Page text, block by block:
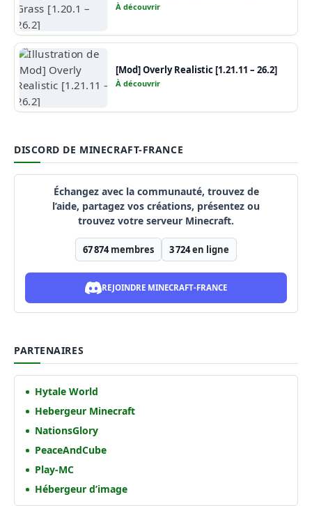
À découvrir
[Mod] Overly Realistic [1.21.11 – 26.2]
À découvrir
DISCORD DE MINECRAFT-FRANCE
Échangez avec la communauté, trouvez de
l’aide, partagez vos créations, présentez ou
trouvez votre serveur Minecraft.
67 874membres 3 724en ligne
REJOINDRE MINECRAFT-FRANCE
PARTENAIRES
Hytale World
Hebergeur Minecraft
NationsGlory
PeaceAndCube
Play-MC
Hébergeur d’image